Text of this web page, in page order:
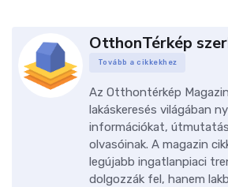
OtthonTérkép
Tovább a cikkekhez
Az Otthontérkép
lakáskeresés világában
információkat,
olvasóinak. A magazin
legújabb ingatlanpiaci
dolgozzák fel, hanem